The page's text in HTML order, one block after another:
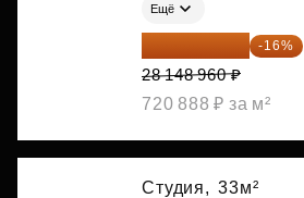
Ещё
23 645 126 ₽ -16%
28 148 960 ₽
720 888 ₽ за м²
Студия, 33м²